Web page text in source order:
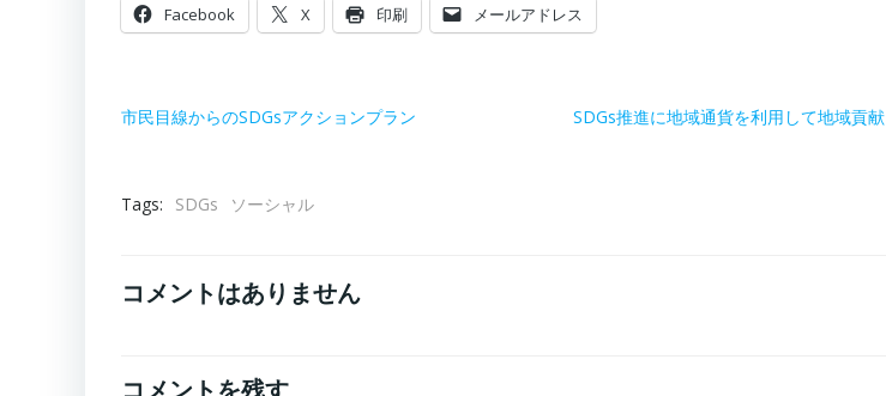
Facebook X 印刷 メールアドレス
市民目線からのSDGsアクションプラン SDGs推進に地域通貨を利用して地域貢献
Tags: SDGs ソーシャル
コメントはありません
コメントを残す